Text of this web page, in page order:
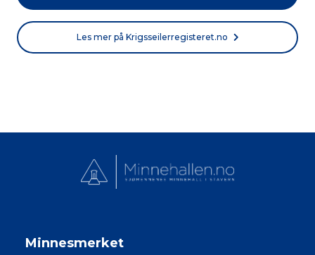
Les mer på Krigsseilerregisteret.no
Minnesmerket